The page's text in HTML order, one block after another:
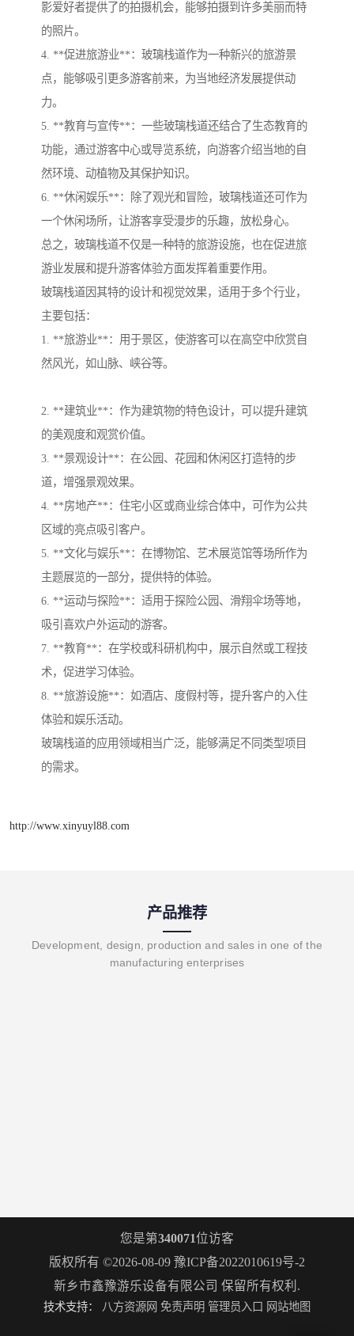
影爱好者提供了的拍摄机会，能够拍摄到许多美丽而特
的照片。
4. **促进旅游业**：玻璃栈道作为一种新兴的旅游景
点，能够吸引更多游客前来，为当地经济发展提供动
力。
5. **教育与宣传**：一些玻璃栈道还结合了生态教育的
功能，通过游客中心或导览系统，向游客介绍当地的自
然环境、动植物及其保护知识。
6. **休闲娱乐**：除了观光和冒险，玻璃栈道还可作为
一个休闲场所，让游客享受漫步的乐趣，放松身心。
总之，玻璃栈道不仅是一种特的旅游设施，也在促进旅
游业发展和提升游客体验方面发挥着重要作用。
玻璃栈道因其特的设计和视觉效果，适用于多个行业，
主要包括：
1. **旅游业**：用于景区，使游客可以在高空中欣赏自
然风光，如山脉、峡谷等。
2. **建筑业**：作为建筑物的特色设计，可以提升建筑
的美观度和观赏价值。
3. **景观设计**：在公园、花园和休闲区打造特的步
道，增强景观效果。
4. **房地产**：住宅小区或商业综合体中，可作为公共
区域的亮点吸引客户。
5. **文化与娱乐**：在博物馆、艺术展览馆等场所作为
主题展览的一部分，提供特的体验。
6. **运动与探险**：适用于探险公园、滑翔伞场等地，
吸引喜欢户外运动的游客。
7. **教育**：在学校或科研机构中，展示自然或工程技
术，促进学习体验。
8. **旅游设施**：如酒店、度假村等，提升客户的入住
体验和娱乐活动。
玻璃栈道的应用领域相当广泛，能够满足不同类型项目
的需求。
http://www.xinyuyl88.com
产品推荐
Development, design, production and sales in one of the
manufacturing enterprises
您是第340071位访客
版权所有 ©2026-08-09 豫ICP备2022010619号-2
新乡市鑫豫游乐设备有限公司 保留所有权利.
技术支持： 八方资源网 免责声明 管理员入口 网站地图